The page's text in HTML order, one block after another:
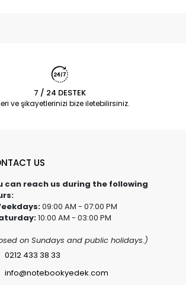
7 / 24 DESTEK
ve şikayetlerinizi bize iletebilirsiniz.
US
can reach us during the following
09:00 AM - 07:00 PM
10:00 AM - 03:00 PM
on Sundays and public holidays.)
0212 433 38 33
info@notebookyedek.com